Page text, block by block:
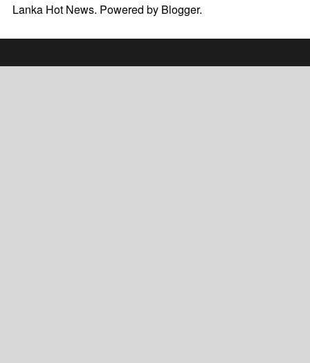
Lanka Hot News. Powered by Blogger.